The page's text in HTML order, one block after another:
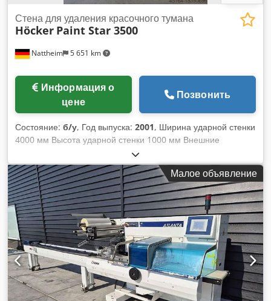
обслуживание. Инструктаж и ввод в эксплуатацию. Услуги
доставки. У нас в наличии большой выбор формовочных
машин для булочек!
Nattheim 5 651 km
Стена для удаления красочного тумана
Höcker Paint Star 3500
цене
Позвонить
Состояние: б/у, Год выпуска: 2001, Ширина ударной стенки
4000 мм Высота ударной стенки 1000 мм Внешние
размеры: 4600 x 1500 мм 2 двигателя мощностью 1,5 кВт
общий номинальный объемный расход 7000 м³/ч правое и
левое всасывающее сопло диаметром 300 мм Место
хранения: Гарбсен Dkodpovvizkofx Aqpor
Малое объявление